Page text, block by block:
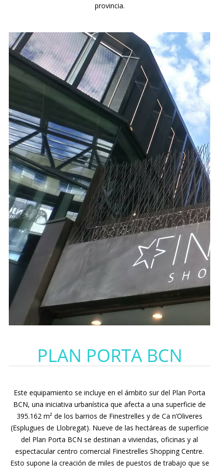
provincia.
PLAN PORTA BCN
Este equipamiento se incluye en el ámbito sur del Plan Porta
BCN, una iniciativa urbanística que afecta a una superficie de
395.162 m² de los barrios de Finestrelles y de Ca n’Oliveres
(Esplugues de Llobregat). Nueve de las hectáreas de superficie
del Plan Porta BCN se destinan a viviendas, oficinas y al
espectacular centro comercial Finestrelles Shopping Centre.
Esto supone la creación de miles de puestos de trabajo que se